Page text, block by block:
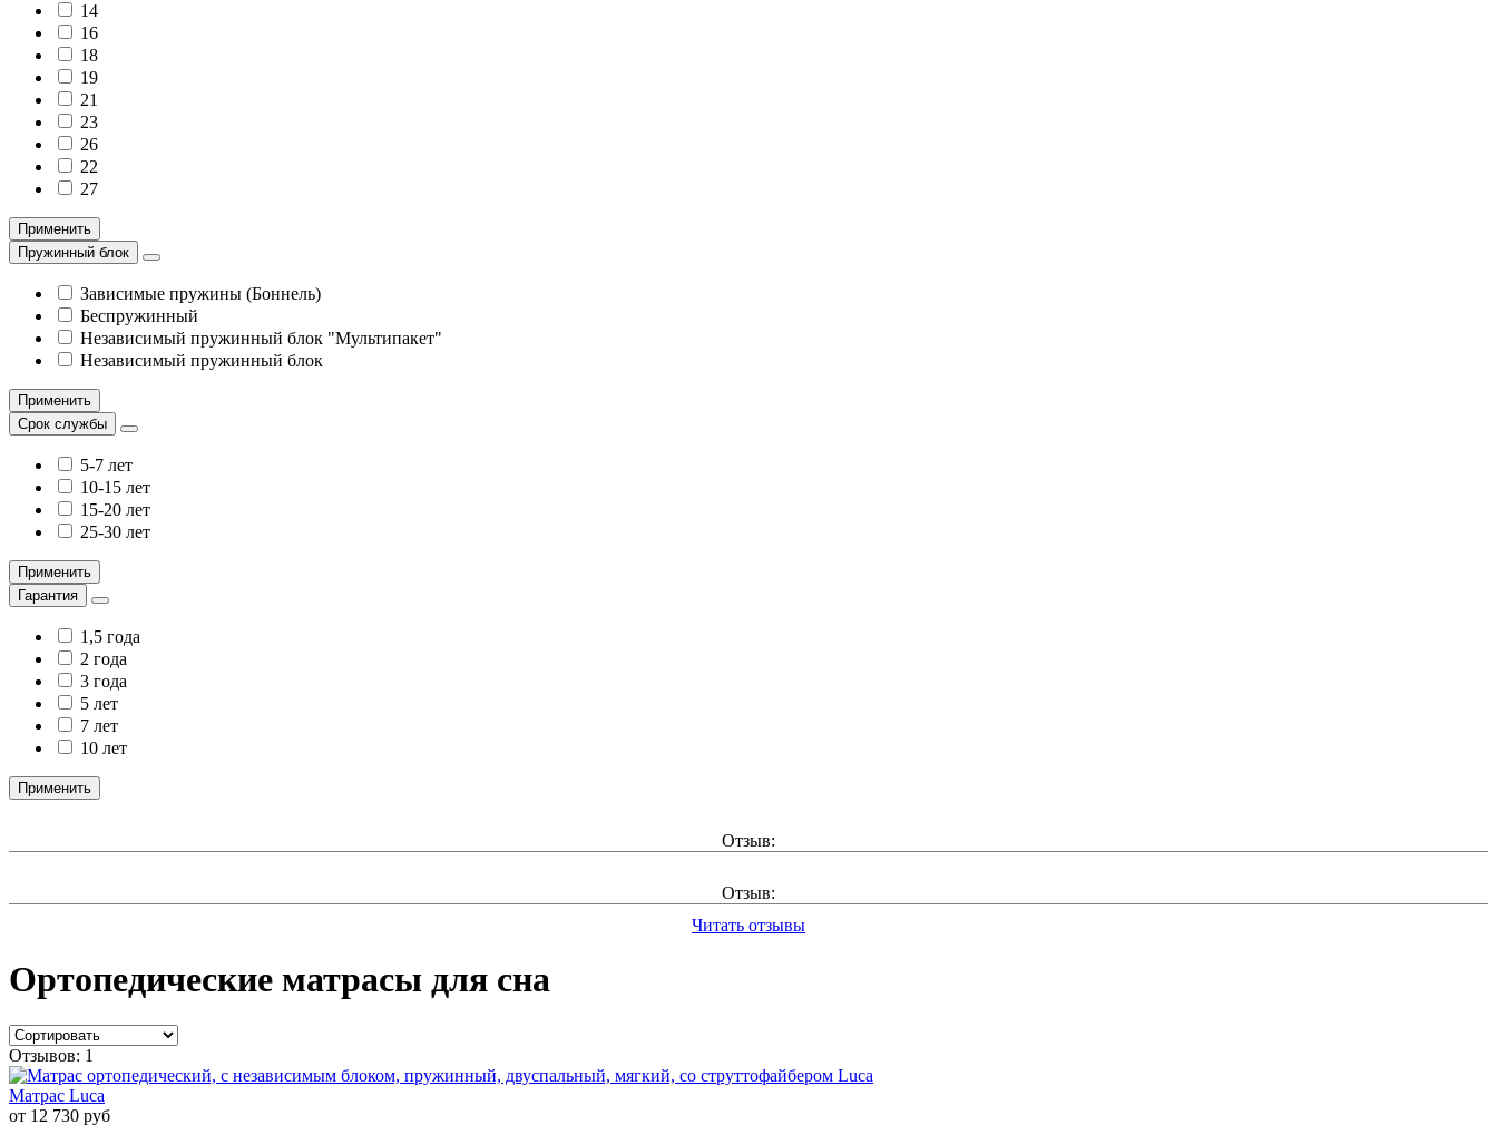
14
16
18
19
21
23
26
22
27
Применить
Пружинный блок
Зависимые пружины (Боннель)
Беспружинный
Независимый пружинный блок "Мультипакет"
Независимый пружинный блок
Применить
Срок службы
5-7 лет
10-15 лет
15-20 лет
25-30 лет
Применить
Гарантия
1,5 года
2 года
3 года
5 лет
7 лет
10 лет
Применить
Отзыв:
Отзыв:
Читать отзывы
Ортопедические матрасы для сна
Отзывов: 1
Матрас Luca
от 12 730 руб